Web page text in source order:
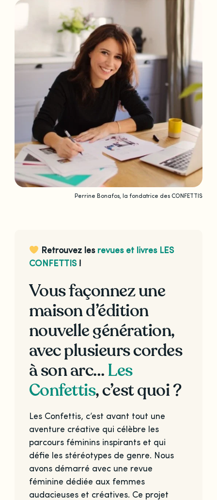
Perrine Bonafos, la fondatrice des CONFETTIS
Retrouvez les revues et livres LES
CONFETTIS!
Vous façonnez une
maison d’édition
nouvelle génération,
avec plusieurs cordes
à son arc…Les
Confettis, c’est quoi ?
Les Confettis, c’est avant tout une
aventure créative qui célèbre les
parcours féminins inspirants et qui
défie les stéréotypes de genre. Nous
avons démarré avec une revue
féminine dédiée aux femmes
audacieuses et créatives. Ce projet